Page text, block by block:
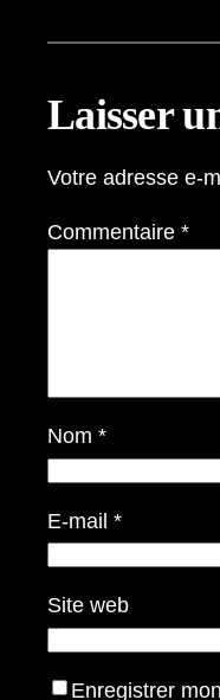
Laisser
Votre adresse e-
Commentaire *
Nom *
E-mail *
Site web
Enregistrer